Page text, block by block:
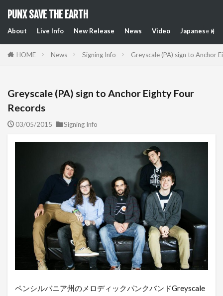
PUNX SAVE THE EARTH
About Live Info New Release News Video Japanese
HOME News Signing Info Greyscale (PA) sign to Anchor
Greyscale (PA) sign to Anchor Eighty Four
Records
03/05/2015 Signing Info
ペンシルバニア州のメロディックパンクバンドGreyscale